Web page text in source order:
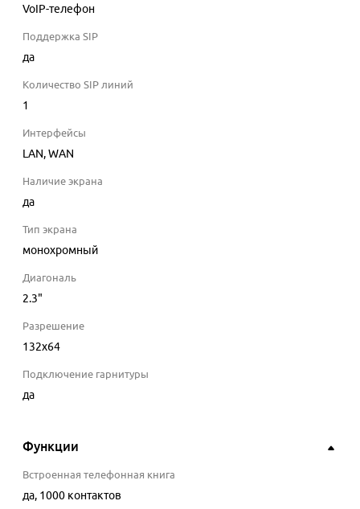
VoIP-телефон
Поддержка SIP
да
Количество SIP линий
1
Интерфейсы
LAN, WAN
Наличие экрана
да
Тип экрана
монохромный
Диагональ
2.3"
Разрешение
132x64
Подключение гарнитуры
да
Функции
Встроенная телефонная книга
да, 1000 контактов